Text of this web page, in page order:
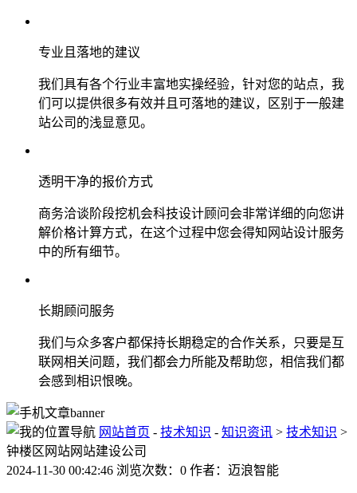
专业且落地的建议
我们具有各个行业丰富地实操经验，针对您的站点，我
们可以提供很多有效并且可落地的建议，区别于一般建
站公司的浅显意见。
透明干净的报价方式
商务洽谈阶段挖机会科技设计顾问会非常详细的向您讲
解价格计算方式，在这个过程中您会得知网站设计服务
中的所有细节。
长期顾问服务
我们与众多客户都保持长期稳定的合作关系，只要是互
联网相关问题，我们都会力所能及帮助您，相信我们都
会感到相识恨晚。
网站首页 - 技术知识 - 知识资讯 > 技术知识 >
钟楼区网站网站建设公司
2024-11-30 00:42:46 浏览次数：0 作者：迈浪智能